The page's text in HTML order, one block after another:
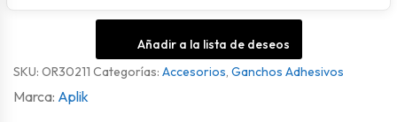
Añadir a la lista de deseos
SKU: OR30211 Categorías: Accesorios, Ganchos Adhesivos
Aplik